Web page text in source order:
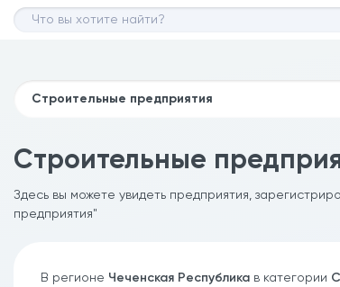
Строительные
Здесь вы можете увидеть предприятия,
предприятия"
В регионе Чеченская Республика в категории